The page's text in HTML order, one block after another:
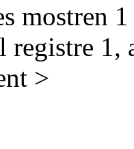
mostren
registre 1,
>